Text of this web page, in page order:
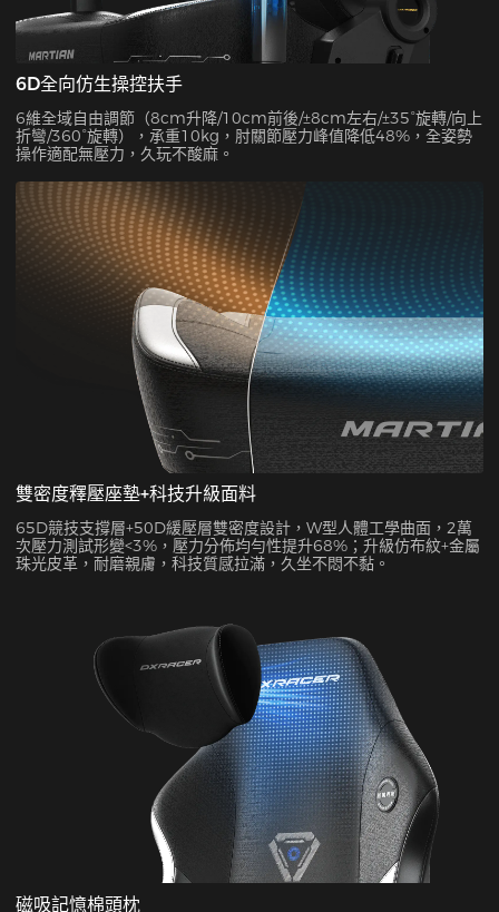
6D全向仿生操控扶手
6維全域自由調節（8cm升降/10cm前後/±8cm左右/±35°旋轉/向上
折彎/360°旋轉），承重10kg，肘關節壓力峰值降低48%，全姿勢
操作適配無壓力，久玩不酸麻。
雙密度釋壓座墊+科技升級面料
65D競技支撐層+50D緩壓層雙密度設計，W型人體工學曲面，2萬
次壓力測試形變<3%，壓力分佈均勻性提升68%；升級仿布紋+金屬
珠光皮革，耐磨親膚，科技質感拉滿，久坐不悶不黏。
磁吸記憶棉頭枕